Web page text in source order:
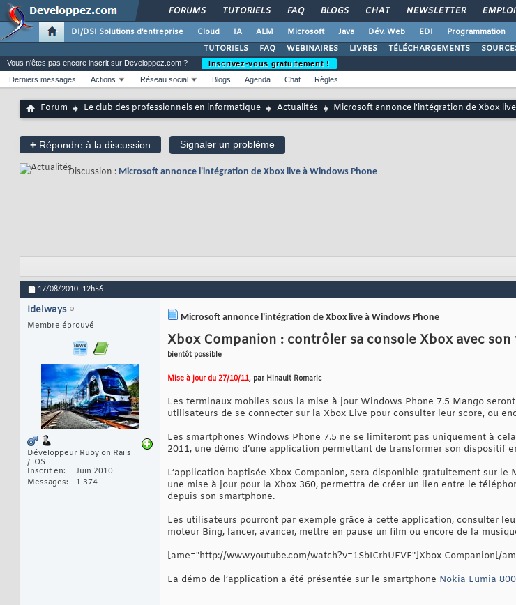
FORUMS TUTORIELS FAQ BLOGS CHAT NEWSLETTER EMPLOI
DI/DSI Solutions d'entreprise Cloud IA ALM Microsoft Java Dév. Web EDI Programmation
TUTORIELS
FAQ WEBINAIRES LIVRES TÉLÉCHARGEMENTS
Vous n'êtes pas encore inscrit sur Developpez.com ?
Inscrivez-vous gratuitement !
Derniers messages
Actions Réseau social Blogs Agenda Chat Règles
Forum Le club des professionnels en informatique Actualités Microsoft annonce l'intégration de Xbox
+ Répondre à la discussion Signaler un problème
Discussion : Microsoft annonce l'intégration de Xbox live à Windows Phone
17/08/2010, 12h56
Idelways
Membre éprouvé
Développeur Ruby on Rails
/ iOS
Inscrit en
Juin 2010
Messages
1 374
Microsoft annonce l'intégration de Xbox live à Windows Phone
Xbox Companion : contrôler sa console Xbox avec
bientôt possible
Mise à jour du 27/10/11, par Hinault Romaric
Les terminaux mobiles sous la mise à jour Windows Phone 7.5 Mango
utilisateurs de se connecter sur la Xbox Live pour consulter leur score, ou
Les smartphones Windows Phone 7.5 ne se limiteront pas uniquement à
2011, une démo d’une application permettant de transformer son dispositif
L’application baptisée Xbox Companion, sera disponible gratuitement sur
une mise à jour pour la Xbox 360, permettra de créer un lien entre le
depuis son smartphone.
Les utilisateurs pourront par exemple grâce à cette application, consulter
moteur Bing, lancer, avancer, mettre en pause un film ou encore de la
[ame="http://www.youtube.com/watch?v=1SbICrhUFVE"]Xbox Companion[/
La démo de l’application a été présentée sur le smartphone Nokia Lumia 800